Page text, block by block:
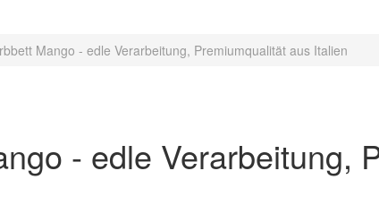
Mango - edle Verarbeitung, Premiumqualität aus Italien
- edle Verarbeitung,